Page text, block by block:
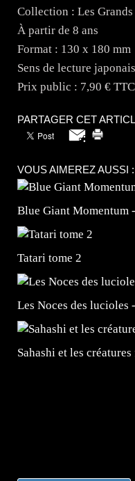
Collection : Les
À partir de 8 ans
Format : 130 x 180 mm
Sens de lecture japonais
Prix public : 7,90 € TTC
PARTAGER CET
VOUS AIMEREZ AUSSI :
Blue Giant Momentum
Tatari tome 2
Les Noces des lucioles
Sahashi et les